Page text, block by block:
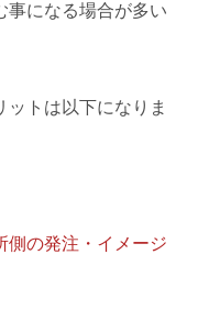
事になる場合が多い
トは以下になりま
側の発注・イメージ